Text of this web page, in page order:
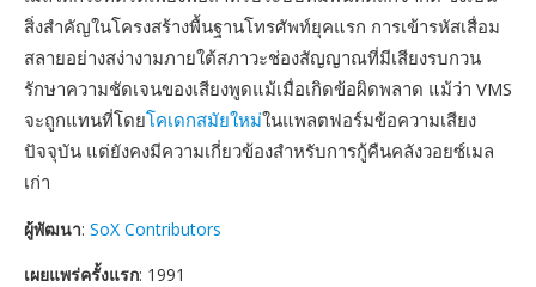
สิ่งสำคัญในโครงสร้างพื้นฐานโทรศัพท์ยุคแรก การเข้ารหัสเสื่อม
สลายอย่างสง่างามภายใต้สภาวะช่องสัญญาณที่มีเสียงรบกวน
รักษาความชัดเจนของเสียงพูดแม้เมื่อเกิดข้อผิดพลาด แม้ว่า VMS
จะถูกแทนที่โดยโคเดกสมัยใหม่ในแพลตฟอร์มข้อความเสียง
ปัจจุบัน แต่ยังคงมีความเกี่ยวข้องสำหรับการกู้คืนคลังวอยซ์เมล
เก่า
ผู้พัฒนา: SoX Contributors
เผยแพร่ครั้งแรก: 1991